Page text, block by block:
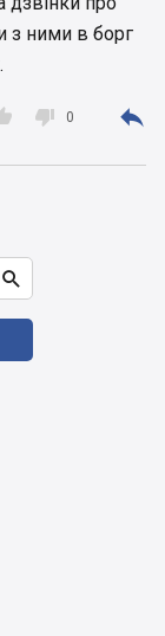
з ними в борг
 0 
